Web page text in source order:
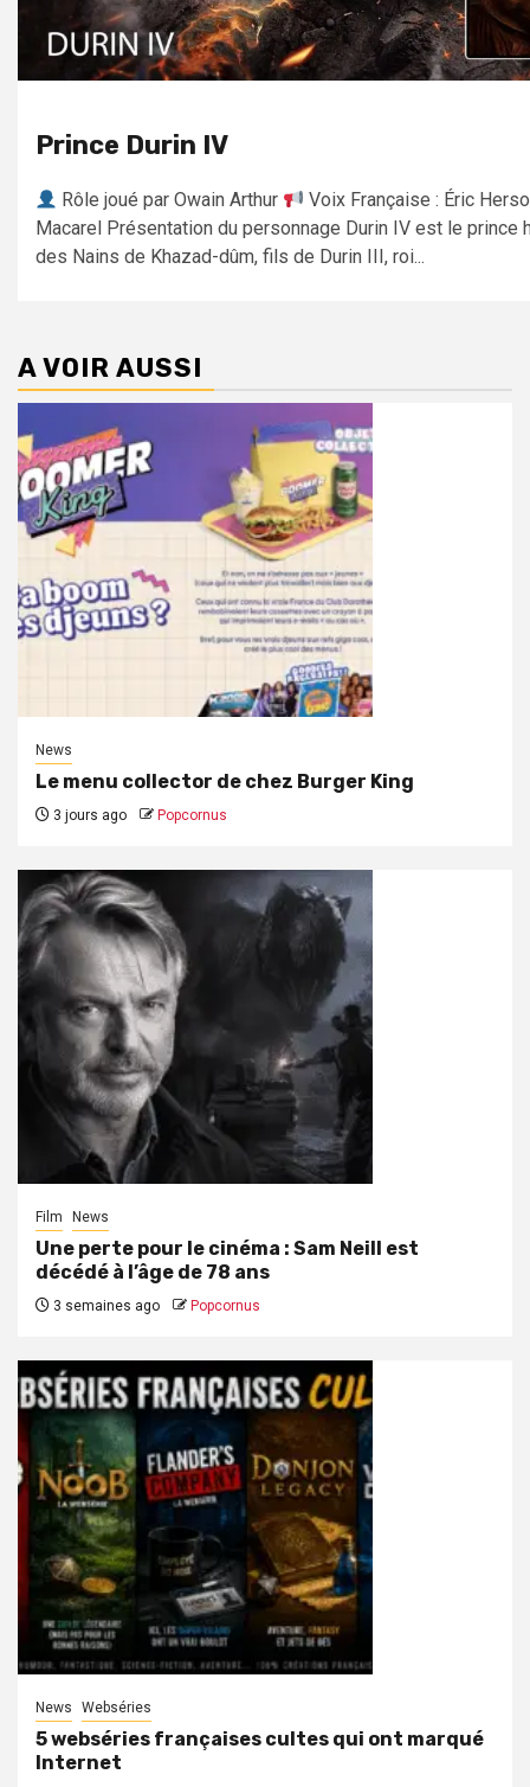
Prince Durin IV
Rôle joué par Owain Arthur
Voix Française : Éric
Macarel Présentation du personnage Durin IV est le prince
des Nains de Khazad-dûm, fils de Durin III, roi...
A VOIR AUSSI
News
Le menu collector de chez Burger King
3 jours ago Popcornus
Film News
Une perte pour le cinéma : Sam Neill est
décédé à l’âge de 78 ans
3 semaines ago Popcornus
News Webséries
5 webséries françaises cultes qui ont marqué
Internet